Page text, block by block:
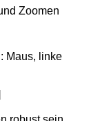
Zoomen
Maus, linke